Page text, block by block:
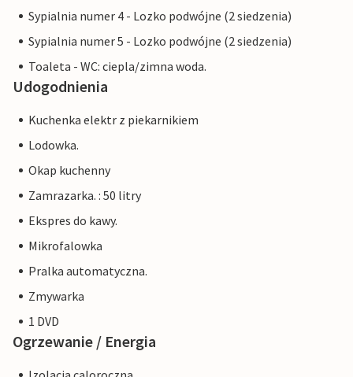
Sypialnia numer 4 - Lozko podwójne (2 siedzenia)
Sypialnia numer 5 - Lozko podwójne (2 siedzenia)
Toaleta - WC: ciepla/zimna woda.
Udogodnienia
Kuchenka elektr z piekarnikiem
Lodowka.
Okap kuchenny
Zamrazarka. : 50 litry
Ekspres do kawy.
Mikrofalowka
Pralka automatyczna.
Zmywarka
1 DVD
Ogrzewanie / Energia